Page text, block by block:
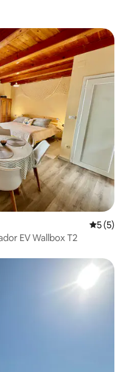
5 (5)
EV Wallbox T2